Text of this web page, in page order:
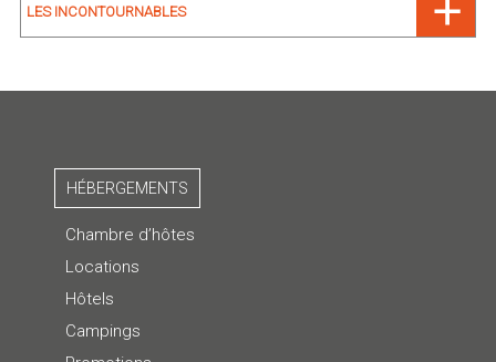
LES INCONTOURNABLES
HÉBERGEMENTS
Chambre d’hôtes
Locations
Hôtels
Campings